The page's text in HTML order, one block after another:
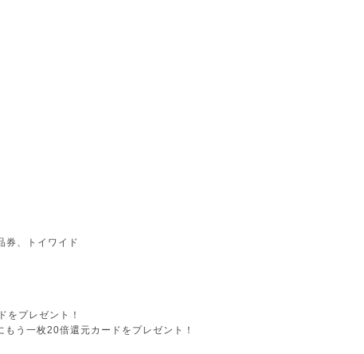
券、トイワイド
をプレゼント！
う一枚20倍還元カードをプレゼント！